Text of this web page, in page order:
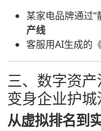
某家电品牌通过“
产线
客服用AI生成的
三、数字资产
变身企业护城
从虚拟排名到